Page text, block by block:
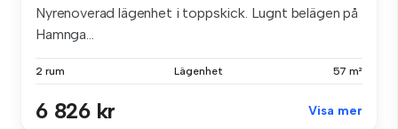
Nyrenoverad lägenhet i toppskick. Lugnt belägen på
Hamnga...
2 rum Lägenhet 57 m²
6 826 kr Visa mer